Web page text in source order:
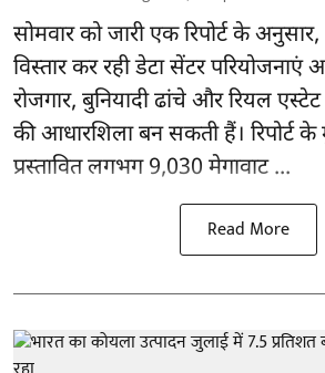
सोमवार को जारी एक रिपोर्ट के
विस्तार कर रही डेटा सेंटर परियोजनाएं
रोजगार, बुनियादी ढांचे और रियल
की आधारशिला बन सकती हैं। रिपोर्टके
प्रस्तावित लगभग 9,030 मेगावाट ...
Read More